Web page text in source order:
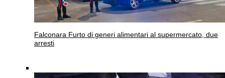
Falconara Furto di generi alimentari al supermercato, due
arresti